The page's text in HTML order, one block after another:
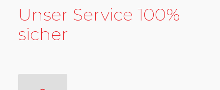
Unser Service 100%
sicher